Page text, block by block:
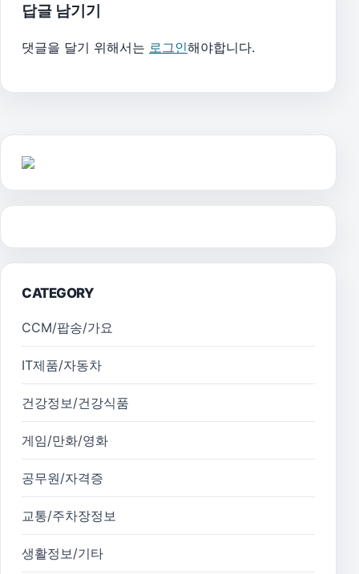
답글 남기기
댓글을 달기 위해서는 로그인해야합니다.
CATEGORY
CCM/팝송/가요
IT제품/자동차
건강정보/건강식품
게임/만화/영화
공무원/자격증
교통/주차장정보
생활정보/기타